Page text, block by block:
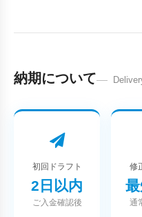
納期について
初回ドラフト
2日以内
ご入金確認後
修
最
通